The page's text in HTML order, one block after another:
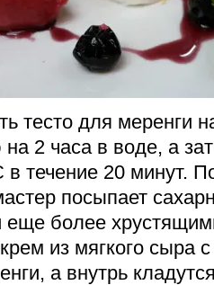
тесто для меренги
2 часа в воде, а
в течение 20 минут.
посыпает
еще более
из мягкого сыра
а внутрь